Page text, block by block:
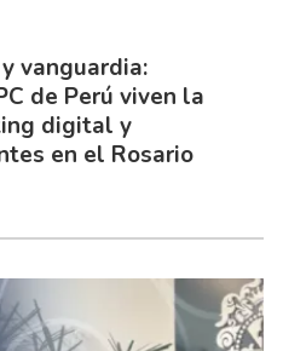
vanguardia:
de Perú viven la
digital y
en el Rosario